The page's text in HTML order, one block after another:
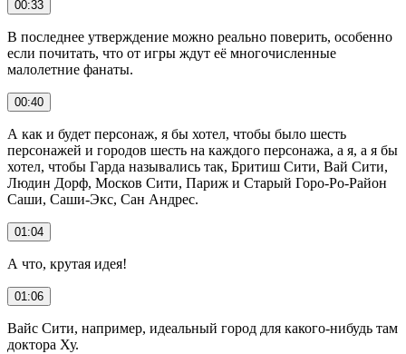
00:33
В последнее утверждение можно реально поверить, особенно
если почитать, что от игры ждут её многочисленные
малолетние фанаты.
00:40
А как и будет персонаж, я бы хотел, чтобы было шесть
персонажей и городов шесть на каждого персонажа, а я, а я бы
хотел, чтобы Гарда назывались так, Бритиш Сити, Вай Сити,
Людин Дорф, Москов Сити, Париж и Старый Горо-Ро-Район
Саши, Саши-Экс, Сан Андрес.
01:04
А что, крутая идея!
01:06
Вайс Сити, например, идеальный город для какого-нибудь там
доктора Ху.